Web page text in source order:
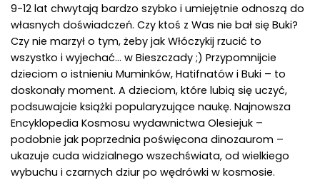
9-12 lat chwytają bardzo szybko i umiejętnie odnoszą do
własnych doświadczeń. Czy ktoś z Was nie bał się Buki?
Czy nie marzył o tym, żeby jak Włóczykij rzucić to
wszystko i wyjechać… w Bieszczady ;) Przypomnijcie
dzieciom o istnieniu Muminków, Hatifnatów i Buki – to
doskonały moment. A dzieciom, które lubią się uczyć,
podsuwajcie książki popularyzujące naukę. Najnowsza
Encyklopedia Kosmosu wydawnictwa Olesiejuk –
podobnie jak poprzednia poświęcona dinozaurom –
ukazuje cuda widzialnego wszechświata, od wielkiego
wybuchu i czarnych dziur po wędrówki w kosmosie.